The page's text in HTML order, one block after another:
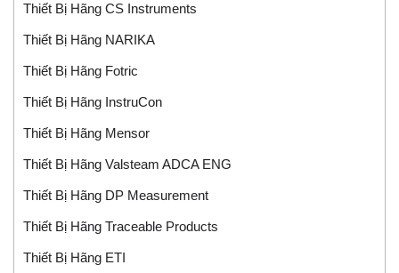
Thiết Bị Hãng CS Instruments
Thiết Bị Hãng NARIKA
Thiết Bị Hãng Fotric
Thiết Bị Hãng InstruCon
Thiết Bị Hãng Mensor
Thiết Bị Hãng Valsteam ADCA ENG
Thiết Bị Hãng DP Measurement
Thiết Bị Hãng Traceable Products
Thiết Bị Hãng ETI